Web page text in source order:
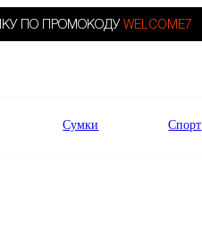
ПО ПРОМОКОДУ WELCOME7
Сумки Спорт